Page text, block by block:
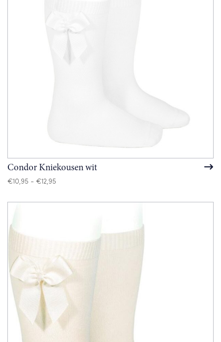
Condor Kniekousen wit
€10,95 - €12,95